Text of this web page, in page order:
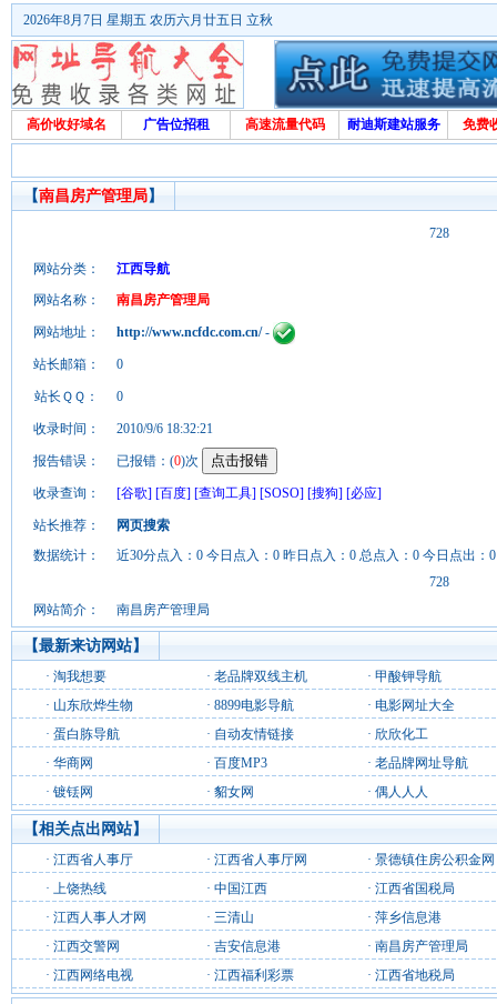
2026年8月7日 星期五 农历六月廿五日 立秋
高价收好域名 广告位招租 高速流量代码 耐迪斯建站服务 免费
【南昌房产管理局】
728
网站分类：
江西导航
网站名称：
南昌房产管理局
网站地址： http://www.ncfdc.com.cn/-
站长邮箱： 0
站长ＱＱ： 0
收录时间： 2010/9/6 18:32:21
报告错误： 已报错：(0)次
收录查询： [谷歌] [百度] [查询工具] [SOSO] [搜狗] [必应]
站长推荐：
网页搜索
数据统计：
近30分点入：0 今日点入：0 昨日点入：0 总点入：0 今日点出：
728
网站简介：
南昌房产管理局
【最新来访网站】
· 淘我想要 · 老品牌双线主机 · 甲酸钾导航
· 山东欣烨生物 · 8899电影导航 · 电影网址大全
· 蛋白胨导航 · 自动友情链接 · 欣欣化工
· 华商网 · 百度MP3 · 老品牌网址导航
· 镀铥网 · 貂女网 · 偶人人人
【相关点出网站】
· 江西省人事厅 · 江西省人事厅网 · 景德镇住房公积金网
· 上饶热线 · 中国江西 · 江西省国税局
· 江西人事人才网 · 三清山 · 萍乡信息港
· 江西交警网 · 吉安信息港 · 南昌房产管理局
· 江西网络电视 · 江西福利彩票 · 江西省地税局